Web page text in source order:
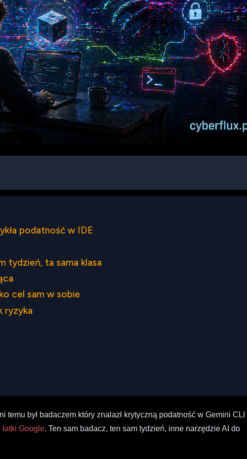
podatność w IDE
tydzień, ta sama klasa
cel sam w sobie
ryzyka
temu był badaczem który znalazł krytyczną podatność w Gemini
Google. Ten sam badacz, ten sam tydzień, inne narzędzie AI do